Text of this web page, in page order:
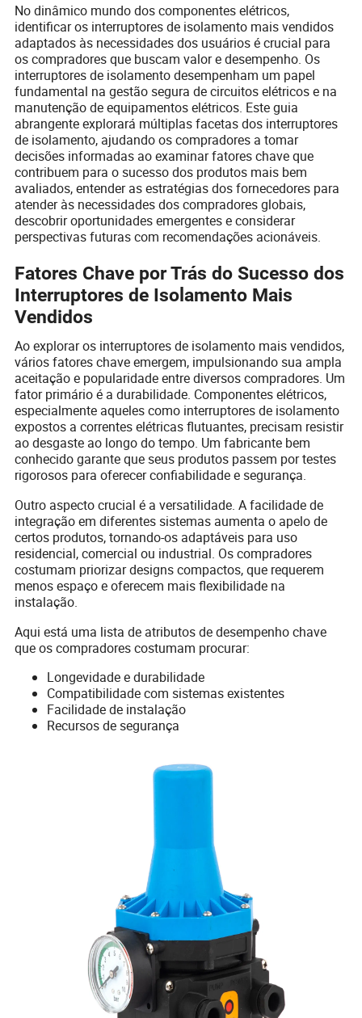
No dinâmico mundo dos componentes elétricos,
identificar os interruptores de isolamento mais vendidos
adaptados às necessidades dos usuários é crucial para
os compradores que buscam valor e desempenho. Os
interruptores de isolamento desempenham um papel
fundamental na gestão segura de circuitos elétricos e na
manutenção de equipamentos elétricos. Este guia
abrangente explorará múltiplas facetas dos interruptores
de isolamento, ajudando os compradores a tomar
decisões informadas ao examinar fatores chave que
contribuem para o sucesso dos produtos mais bem
avaliados, entender as estratégias dos fornecedores para
atender às necessidades dos compradores globais,
descobrir oportunidades emergentes e considerar
perspectivas futuras com recomendações acionáveis.
Fatores Chave por Trás do Sucesso dos
Interruptores de Isolamento Mais
Vendidos
Ao explorar os interruptores de isolamento mais vendidos,
vários fatores chave emergem, impulsionando sua ampla
aceitação e popularidade entre diversos compradores. Um
fator primário é a durabilidade. Componentes elétricos,
especialmente aqueles como interruptores de isolamento
expostos a correntes elétricas flutuantes, precisam resistir
ao desgaste ao longo do tempo. Um fabricante bem
conhecido garante que seus produtos passem por testes
rigorosos para oferecer confiabilidade e segurança.
Outro aspecto crucial é a versatilidade. A facilidade de
integração em diferentes sistemas aumenta o apelo de
certos produtos, tornando-os adaptáveis para uso
residencial, comercial ou industrial. Os compradores
costumam priorizar designs compactos, que requerem
menos espaço e oferecem mais flexibilidade na
instalação.
Aqui está uma lista de atributos de desempenho chave
que os compradores costumam procurar:
Longevidade e durabilidade
Compatibilidade com sistemas existentes
Facilidade de instalação
Recursos de segurança